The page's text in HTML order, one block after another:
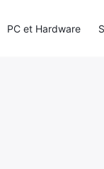
PC et Hardware